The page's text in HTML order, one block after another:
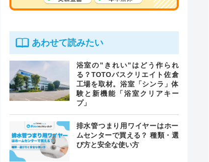
あわせて読みたい
浴室の”きれい”はどう作られ
る？TOTOバスクリエイト佐倉
工場を取材。浴室「シンラ」体
験と新機能「浴室クリアキー
プ」
排水管つまり用ワイヤーはホー
ムセンターで買える？ 種類・選
び方と安全な使い方